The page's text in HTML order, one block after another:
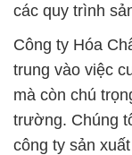
các quy trình
Công ty Hóa
trung vào việc
mà còn chú
trường. Chúng
công ty sản